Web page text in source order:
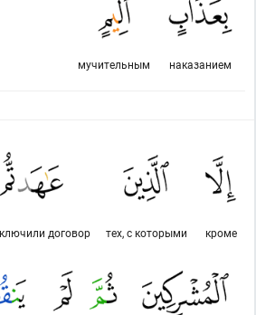
наказанием
мучительным
кроме
тех, с которыми
договор